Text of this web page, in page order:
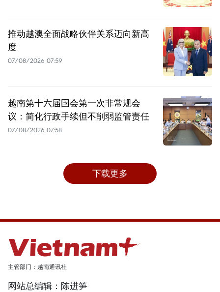
推动越澳全面战略伙伴关系迈向新高
度
07/08/2026 07:59
越南第十六届国会第一次非常规会
议：简化行政手续但不削弱监管责任
07/08/2026 07:58
下载更多
主管部门：越南通讯社
网站总编辑：陈进笋